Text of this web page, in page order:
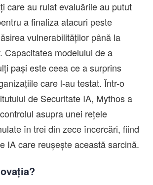
care au rulat evaluările au putut
a finaliza atacuri peste
vulnerabilităților până la
Capacitatea modelului de a
pași este ceea ce a surprins
care l-au testat. Într-o
de Securitate IA, Mythos a
asupra unei rețele
în trei din zece încercări, fiind
IA care reușește această sarcină.